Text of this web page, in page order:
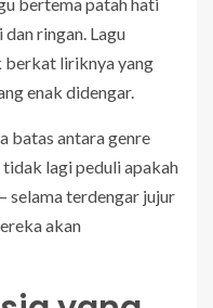
ringan. Lagu
berkat liriknya yang
enak didengar.
batas antara genre
lagi peduli apakah
selama terdengar jujur
akan